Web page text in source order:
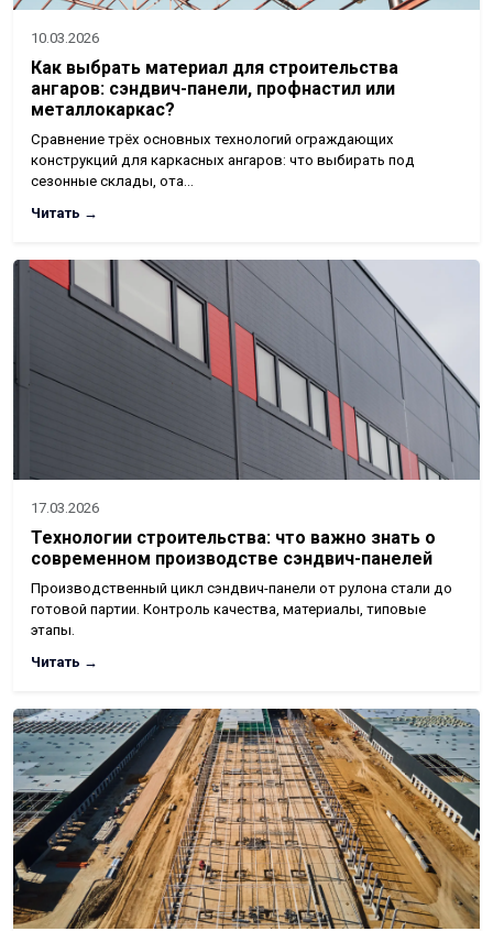
10.03.2026
Как выбрать материал для строительства
ангаров: сэндвич-панели, профнастил или
металлокаркас?
Сравнение трёх основных технологий ограждающих
конструкций для каркасных ангаров: что выбирать под
сезонные склады, ота…
Читать →
17.03.2026
Технологии строительства: что важно знать о
современном производстве сэндвич-панелей
Производственный цикл сэндвич-панели от рулона стали до
готовой партии. Контроль качества, материалы, типовые
этапы.
Читать →